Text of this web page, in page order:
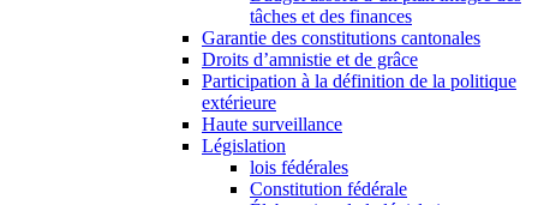
tâches et des finances
Garantie des constitutions cantonales
Droits d’amnistie et de grâce
Participation à la définition de la politique
extérieure
Haute surveillance
Législation
lois fédérales
Constitution fédérale